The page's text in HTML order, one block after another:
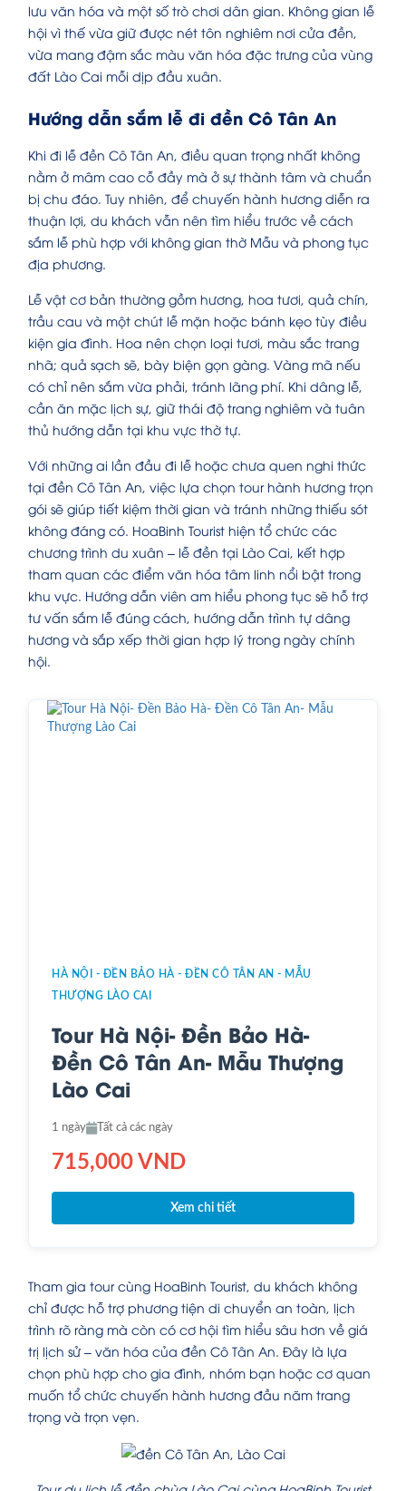
lưu văn hóa và một số trò chơi dân gian. Không gian lễ
hội vì thế vừa giữ được nét tôn nghiêm nơi cửa đền,
vừa mang đậm sắc màu văn hóa đặc trưng của vùng
đất Lào Cai mỗi dịp đầu xuân.
Hướng dẫn sắm lễ đi đền Cô Tân An
Khi đi lễ đền Cô Tân An, điều quan trọng nhất không
nằm ở mâm cao cỗ đầy mà ở sự thành tâm và chuẩn
bị chu đáo. Tuy nhiên, để chuyến hành hương diễn ra
thuận lợi, du khách vẫn nên tìm hiểu trước về cách
sắm lễ phù hợp với không gian thờ Mẫu và phong tục
địa phương.
Lễ vật cơ bản thường gồm hương, hoa tươi, quả chín,
trầu cau và một chút lễ mặn hoặc bánh kẹo tùy điều
kiện gia đình. Hoa nên chọn loại tươi, màu sắc trang
nhã; quả sạch sẽ, bày biện gọn gàng. Vàng mã nếu
có chỉ nên sắm vừa phải, tránh lãng phí. Khi dâng lễ,
cần ăn mặc lịch sự, giữ thái độ trang nghiêm và tuân
thủ hướng dẫn tại khu vực thờ tự.
Với những ai lần đầu đi lễ hoặc chưa quen nghi thức
tại đền Cô Tân An, việc lựa chọn tour hành hương trọn
gói sẽ giúp tiết kiệm thời gian và tránh những thiếu sót
không đáng có. HoaBinh Tourist hiện tổ chức các
chương trình du xuân – lễ đền tại Lào Cai, kết hợp
tham quan các điểm văn hóa tâm linh nổi bật trong
khu vực. Hướng dẫn viên am hiểu phong tục sẽ hỗ trợ
tư vấn sắm lễ đúng cách, hướng dẫn trình tự dâng
hương và sắp xếp thời gian hợp lý trong ngày chính
hội.
HÀ NỘI - ĐỀN BẢO HÀ - ĐỀN CÔ TÂN AN - MẪU
THƯỢNG LÀO CAI
Tour Hà Nội- Đền Bảo Hà-
Đền Cô Tân An- Mẫu Thượng
Lào Cai
1 ngày Tất cả các ngày
715,000 VND
Xem chi tiết
Tham gia tour cùng HoaBinh Tourist, du khách không
chỉ được hỗ trợ phương tiện di chuyển an toàn, lịch
trình rõ ràng mà còn có cơ hội tìm hiểu sâu hơn về giá
trị lịch sử – văn hóa của đền Cô Tân An. Đây là lựa
chọn phù hợp cho gia đình, nhóm bạn hoặc cơ quan
muốn tổ chức chuyến hành hương đầu năm trang
trọng và trọn vẹn.